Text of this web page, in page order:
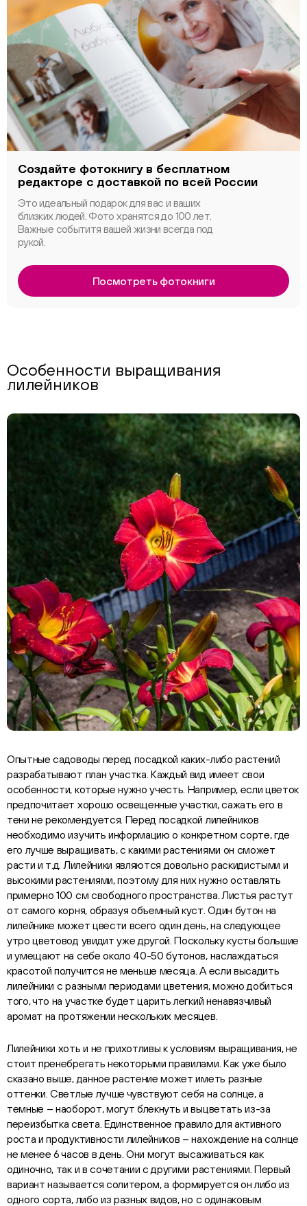
Создайте фотокнигу в бесплатном
редакторе с доставкой по всей России
Это идеальный подарок для вас и ваших
близких людей. Фото хранятся до 100 лет.
Важные событитя вашей жизни всегда под
рукой.
Посмотреть фотокниги
Особенности выращивания
лилейников
Опытные садоводы перед посадкой каких-либо растений
разрабатывают план участка. Каждый вид имеет свои
особенности, которые нужно учесть. Например, если цветок
предпочитает хорошо освещенные участки, сажать его в
тени не рекомендуется. Перед посадкой лилейников
необходимо изучить информацию о конкретном сорте, где
его лучше выращивать, с какими растениями он сможет
расти и т.д. Лилейники являются довольно раскидистыми и
высокими растениями, поэтому для них нужно оставлять
примерно 100 см свободного пространства. Листья растут
от самого корня, образуя объемный куст. Один бутон на
лилейнике может цвести всего один день, на следующее
утро цветовод увидит уже другой. Поскольку кусты большие
и умещают на себе около 40-50 бутонов, наслаждаться
красотой получится не меньше месяца. А если высадить
лилейники с разными периодами цветения, можно добиться
того, что на участке будет царить легкий ненавязчивый
аромат на протяжении нескольких месяцев.
Лилейники хоть и не прихотливы к условиям выращивания, не
стоит пренебрегать некоторыми правилами. Как уже было
сказано выше, данное растение может иметь разные
оттенки. Светлые лучше чувствуют себя на солнце, а
темные – наоборот, могут блекнуть и выцветать из-за
переизбытка света. Единственное правило для активного
роста и продуктивности лилейников – нахождение на солнце
не менее 6 часов в день. Они могут высаживаться как
одиночно, так и в сочетании с другими растениями. Первый
вариант называется солитером, а формируется он либо из
одного сорта, либо из разных видов, но с одинаковым